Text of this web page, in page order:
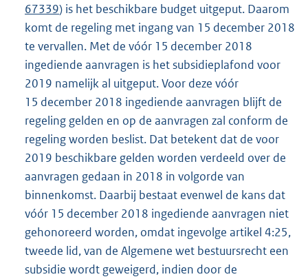
67339) is het beschikbare budget uitgeput. Daarom
komt de regeling met ingang van 15 december 2018
te vervallen. Met de vóór 15 december 2018
ingediende aanvragen is het subsidieplafond voor
2019 namelijk al uitgeput. Voor deze vóór
15 december 2018 ingediende aanvragen blijft de
regeling gelden en op de aanvragen zal conform de
regeling worden beslist. Dat betekent dat de voor
2019 beschikbare gelden worden verdeeld over de
aanvragen gedaan in 2018 in volgorde van
binnenkomst. Daarbij bestaat evenwel de kans dat
vóór 15 december 2018 ingediende aanvragen niet
gehonoreerd worden, omdat ingevolge artikel 4:25,
tweede lid, van de Algemene wet bestuursrecht een
subsidie wordt geweigerd, indien door de